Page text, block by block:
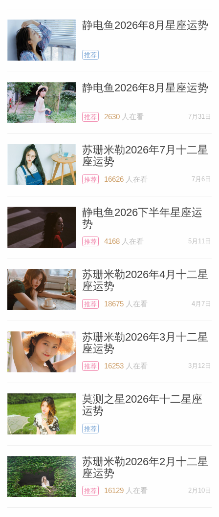
个人资
静电鱼2026年8月星座运势
推荐
静电鱼2026年8月星座运势
推荐 2630人在看 7月31日
苏珊米勒2026年7月十二星
座运势
推荐 16626人在看 7月6日
静电鱼2026下半年星座运
势
推荐 4168人在看 5月11日
苏珊米勒2026年4月十二星
座运势
推荐 18675人在看 4月7日
苏珊米勒2026年3月十二星
座运势
推荐 16253人在看 3月12日
莫测之星2026年十二星座
运势
推荐
苏珊米勒2026年2月十二星
座运势
推荐 16129人在看 2月10日